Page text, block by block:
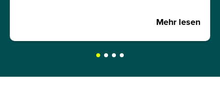
Mehr lesen